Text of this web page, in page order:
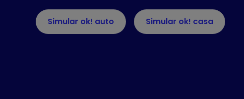
Simular ok! auto Simular ok! casa